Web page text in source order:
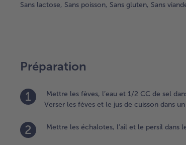
Sans lactose, Sans poisson, Sans gluten, Sans
Préparation
1
Mettre les fèves, l’eau et 1/2 CC de sel
Verser les fèves et le jus de cuisson dans
2 Mettre les échalotes, l’ail et le persil dans